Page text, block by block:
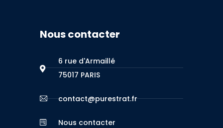
Nous contacter
6 rue d'Armaillé
75017 PARIS
contact@purestrat.fr
Nous contacter